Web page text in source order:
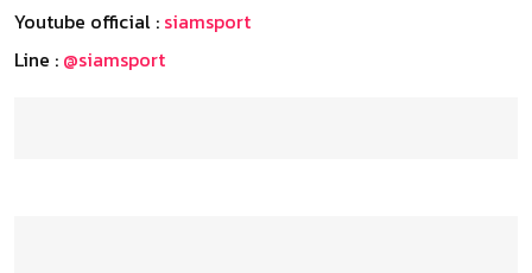
Youtube official : siamsport
Line : @siamsport